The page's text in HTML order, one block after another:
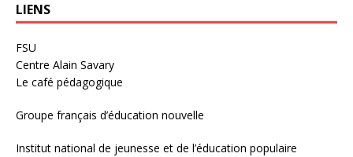
LIENS
FSU
Centre Alain Savary
Le café pédagogique
Groupe français d’éducation nouvelle
Institut national de jeunesse et de l’éducation populaire